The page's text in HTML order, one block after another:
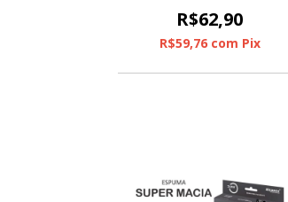
R$62,90
R$59,76 com Pix